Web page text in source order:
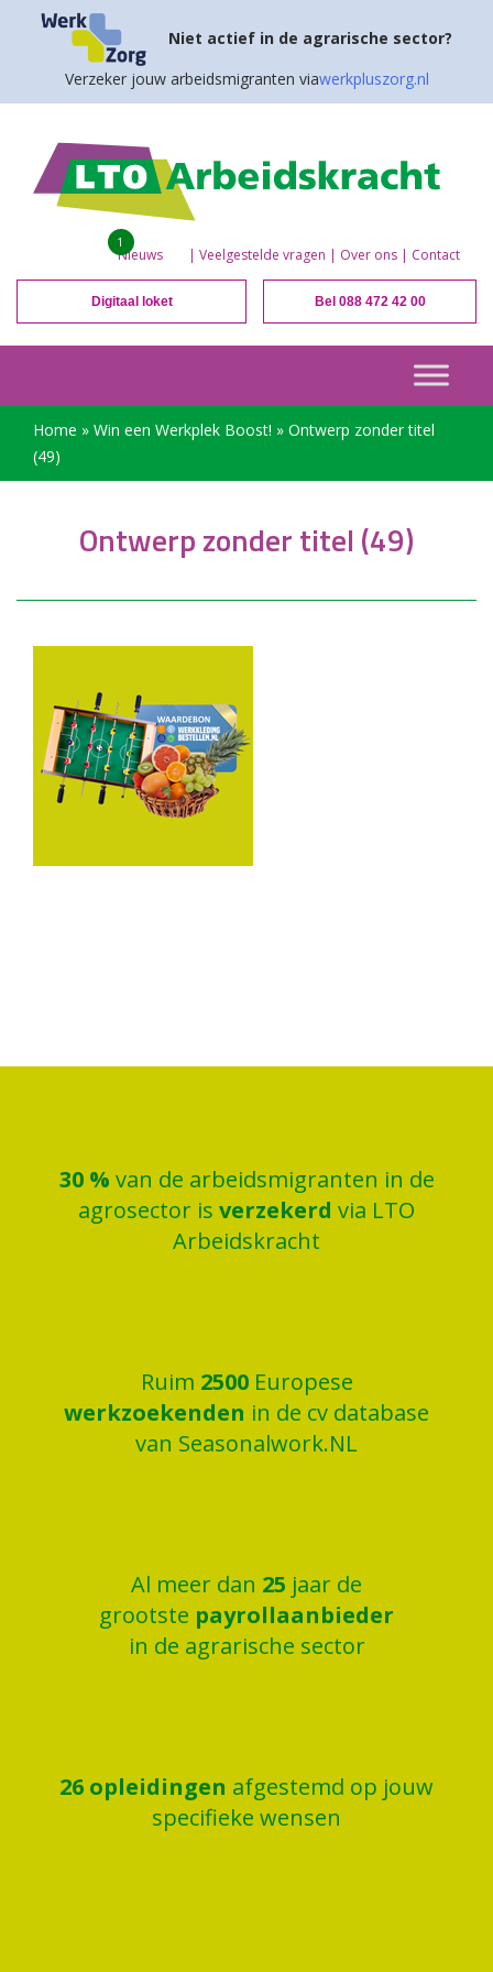
Niet actief in de agrarische sector?
Verzeker jouw arbeidsmigranten viawerkpluszorg.nl
Nieuws
1
| Veelgestelde vragen | Over ons | Contact
Digitaal loket Bel 088 472 42 00
Home » Win een Werkplek Boost! » Ontwerp zonder titel
(49)
Ontwerp zonder titel (49)
30 % van de arbeidsmigranten in de
agrosector is verzekerd via LTO
Arbeidskracht
Ruim 2500 Europese
werkzoekenden in de cv database
van Seasonalwork.NL
Al meer dan 25 jaar de
grootste payrollaanbieder
in de agrarische sector
26 opleidingen afgestemd op jouw
specifieke wensen